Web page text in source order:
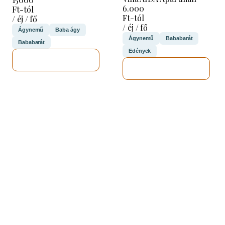
Ft-tól
/ éj / fő
Ágynemű Baba ágy
Bababarát
6.000
Ft-tól
/ éj / fő
Ágynemű Bababarát
Edények